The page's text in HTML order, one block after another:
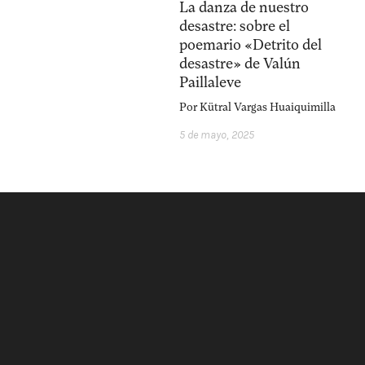
La danza de nuestro
desastre: sobre el
poemario «Detrito del
desastre» de Valún
Paillaleve
PorKütral Vargas Huaiquimilla
5 de mayo, 2025